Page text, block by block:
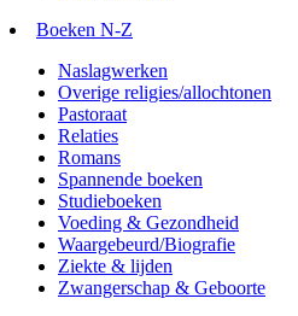
Boeken N-Z
Naslagwerken
Overige religies/allochtonen
Pastoraat
Relaties
Romans
Spannende boeken
Studieboeken
Voeding & Gezondheid
Waargebeurd/Biografie
Ziekte & lijden
Zwangerschap & Geboorte